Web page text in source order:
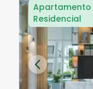
Apartamento
Residencial